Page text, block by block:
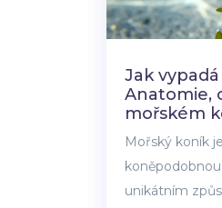
Jak
Anatomie,
mořském
Mořský koník
unikátním